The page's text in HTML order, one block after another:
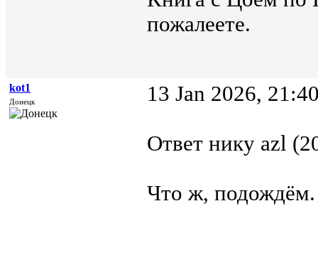
пожалеете.
kot1
Донецк 13 Jan 2026,
Ответ нику azl
Что ж, подождём.